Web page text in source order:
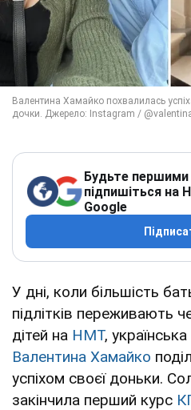
Будьте першими
підпишіться на
Google
У дні, коли більшість
підлітків переживають
дітей на НМТ,
Валентина Хамайко
успіхом своєї доньки.
закінчила перший курс